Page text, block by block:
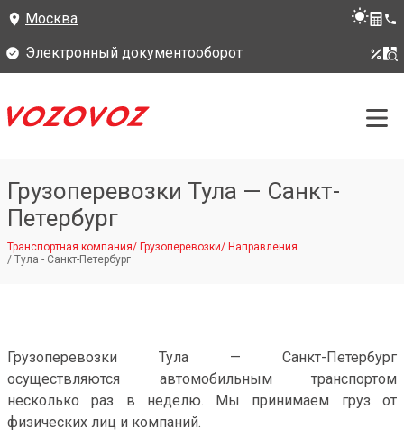
Москва
Электронный документооборот
Грузоперевозки Тула — Санкт-
Петербург
Транспортная компания/ Грузоперевозки/ Направления
/ Тула - Санкт-Петербург
Грузоперевозки Тула — Санкт-Петербург
осуществляются автомобильным транспортом
несколько раз в неделю. Мы принимаем груз от
физических лиц и компаний.